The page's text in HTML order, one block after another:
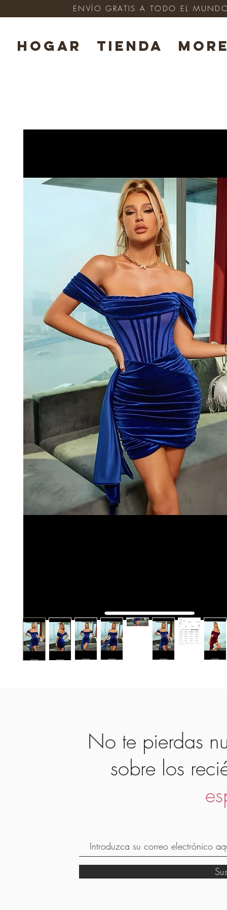
HOGAR TIENDA
ENVÍO GRATIS A TODO EL
No te pierdas
sobre los